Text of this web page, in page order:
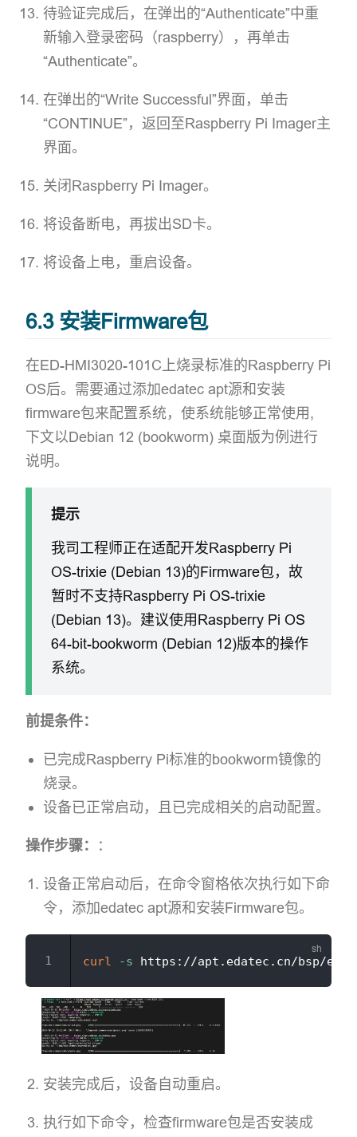
待验证完成后，在弹出的“Authenticate”中重
新输入登录密码（raspberry），再单击
“Authenticate”。
在弹出的“Write Successful”界面，单击
“CONTINUE”，返回至Raspberry Pi Imager主
界面。
关闭Raspberry Pi Imager。
将设备断电，再拔出SD卡。
将设备上电，重启设备。
6.3 安装Firmware包
在ED-HMI3020-101C上烧录标准的Raspberry Pi
OS后。需要通过添加edatec apt源和安装
firmware包来配置系统，使系统能够正常使用,
下文以Debian 12 (bookworm) 桌面版为例进行
说明。
提示
我司工程师正在适配开发Raspberry Pi
OS-trixie (Debian 13)的Firmware包，故
暂时不支持Raspberry Pi OS-trixie
(Debian 13)。建议使用Raspberry Pi OS
64-bit-bookworm (Debian 12)版本的操作
系统。
前提条件：
已完成Raspberry Pi标准的bookworm镜像的
烧录。
设备已正常启动，且已完成相关的启动配置。
操作步骤： ：
设备正常启动后，在命令窗格依次执行如下命
令，添加edatec apt源和安装Firmware包。
curl -s https://apt.edatec.cn/bsp/
安装完成后，设备自动重启。
执行如下命令，检查firmware包是否安装成